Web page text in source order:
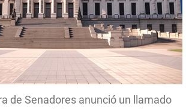
de Senadores anunció un llamado